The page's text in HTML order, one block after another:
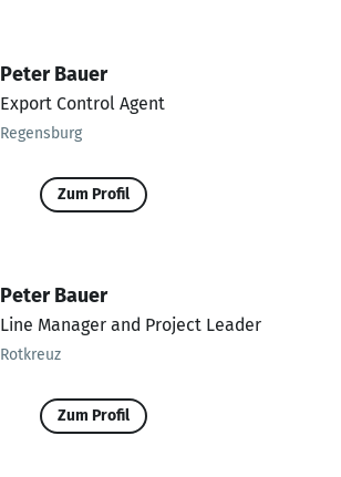
Peter Bauer
Export Control Agent
Regensburg
Zum Profil
Peter Bauer
Line Manager and Project Leader
Rotkreuz
Zum Profil